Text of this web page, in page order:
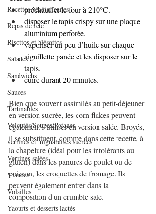
Recettes végétariennes
Repas de fête
Risottos et blésottos
Salades
Sandwichs
Sauces
Tartinables
Veloutés/Soupes/Potages
verrines et mignardises sucrées
Verrines salées
Viandes
Volailles
Yaourts et desserts lactés
préchauffer le four à 210°C.
disposer le tapis crispy sur une plaque
aluminium perforée.
vaporiser un peu d’huile sur chaque
aiguillette panée et les disposer sur le
tapis.
cuire durant 20 minutes.
Bien que souvent assimilés au petit-déjeuner
en version sucrée, les corn flakes peuvent
également s'utiliser en version salée. Broyés,
il se substituent, comme dans cette recette, à
la chapelure (idéal pour les intolérants au
gluten) dans les panures de poulet ou de
poisson, les croquettes de fromage. Ils
peuvent également entrer dans la
composition d'un crumble salé.